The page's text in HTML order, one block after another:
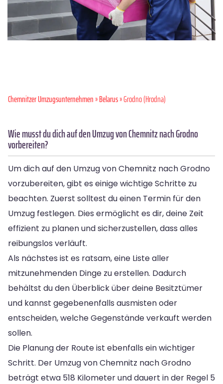
Chemnitzer Umzugsunternehmen»Belarus» Grodno (Hrodna)
Wie musst du dich auf den Umzug von Chemnitz nach Grodno
vorbereiten?
Um dich auf den Umzug von Chemnitz nach Grodno
vorzubereiten, gibt es einige wichtige Schritte zu
beachten. Zuerst solltest du einen Termin für den
Umzug festlegen. Dies ermöglicht es dir, deine Zeit
effizient zu planen und sicherzustellen, dass alles
reibungslos verläuft.
Als nächstes ist es ratsam, eine Liste aller
mitzunehmenden Dinge zu erstellen. Dadurch
behältst du den Überblick über deine Besitztümer
und kannst gegebenenfalls ausmisten oder
entscheiden, welche Gegenstände verkauft werden
sollen.
Die Planung der Route ist ebenfalls ein wichtiger
Schritt. Der Umzug von Chemnitz nach Grodno
beträgt etwa 518 Kilometer und dauert in der Regel 5